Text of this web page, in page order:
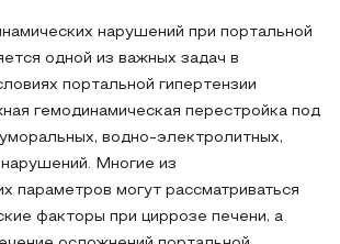
нарушений при портальной
одной из важных задач в
портальной гипертензии
гемодинамическая перестройка под
водно-электролитных,
Многие из
параметров могут рассматриваться
факторы при циррозе печени, а